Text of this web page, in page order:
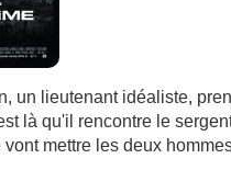
un lieutenant idéaliste,
là qu'il rencontre le
mettre les deux